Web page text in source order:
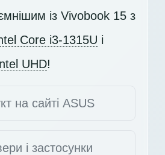
із Vivobook 15 з
Core i3-1315U і
UHD!
на сайті ASUS
і застосунки